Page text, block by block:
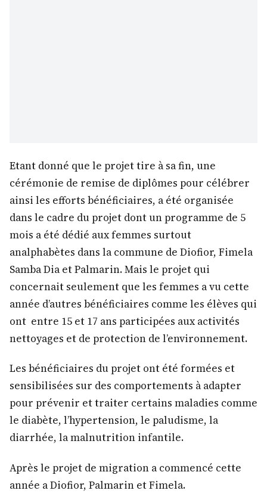
Etant donné que le projet tire à sa fin, une
cérémonie de remise de diplômes pour célébrer
ainsi les efforts bénéficiaires, a été organisée
dans le cadre du projet dont un programme de 5
mois a été dédié aux femmes surtout
analphabètes dans la commune de Diofior, Fimela
Samba Dia et Palmarin. Mais le projet qui
concernait seulement que les femmes a vu cette
année d’autres bénéficiaires comme les élèves qui
ont entre 15 et 17 ans participées aux activités
nettoyages et de protection de l’environnement.
Les bénéficiaires du projet ont été formées et
sensibilisées sur des comportements à adapter
pour prévenir et traiter certains maladies comme
le diabète, l’hypertension, le paludisme, la
diarrhée, la malnutrition infantile.
Après le projet de migration a commencé cette
année a Diofior, Palmarin et Fimela.